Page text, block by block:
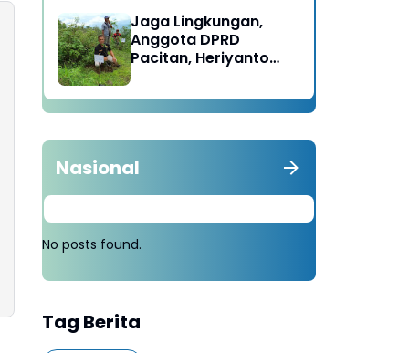
Karesidenan Madiun
Raya
Jaga Lingkungan,
Anggota DPRD
Pacitan, Heriyanto
Tebang 100 Pohon
diganti Tanam 1000
Nasional
No posts found.
Tag Berita